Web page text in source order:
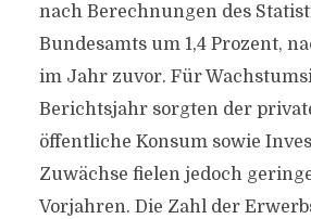
nach Berechnungen des
Bundesamts um 1,4 Prozent,
im Jahr zuvor. Für
Berichtsjahr sorgten der
öffentliche Konsum sowie
Zuwächse fielen jedoch
Vorjahren. Die Zahl der